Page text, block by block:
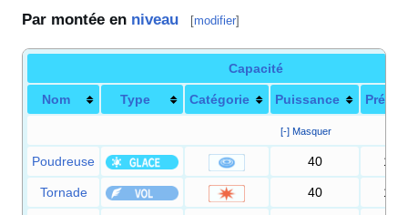
Par montée en niveau [modifier]
Capacité
Nom Type Catégorie Puissance
[-] Masquer
Poudreuse 40 100
Tornade 40 100